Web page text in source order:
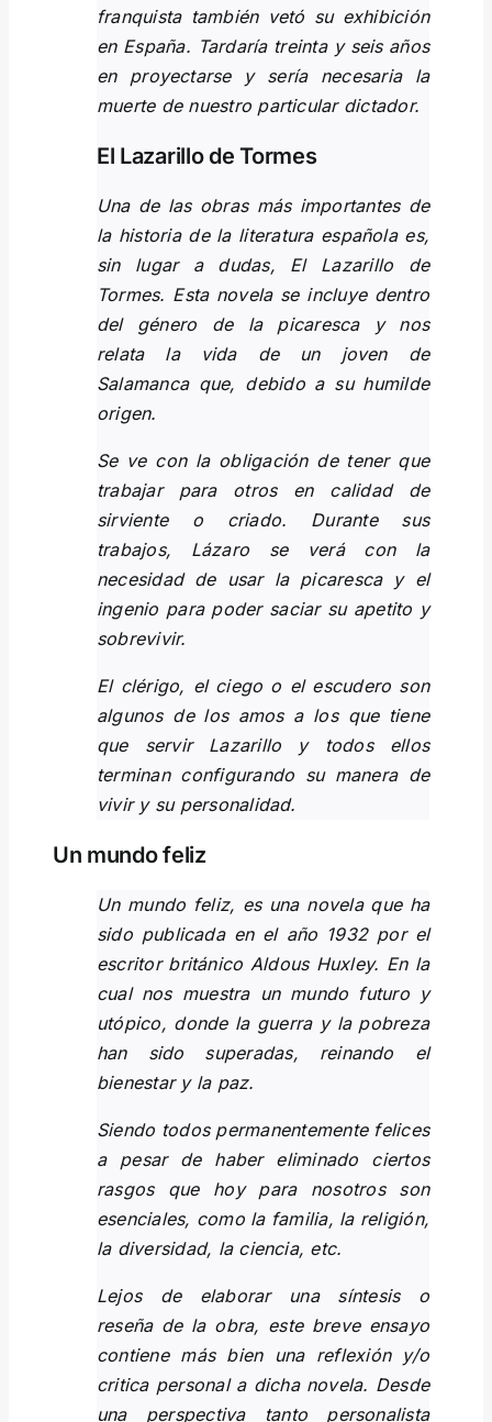
franquista también vetó su exhibición
en España. Tardaría treinta y seis años
en proyectarse y sería necesaria la
muerte de nuestro particular dictador.
El Lazarillo de Tormes
Una de las obras más importantes de
la historia de la literatura española es,
sin lugar a dudas, El Lazarillo de
Tormes. Esta novela se incluye dentro
del género de la picaresca y nos
relata la vida de un joven de
Salamanca que, debido a su humilde
origen.
Se ve con la obligación de tener que
trabajar para otros en calidad de
sirviente o criado. Durante sus
trabajos, Lázaro se verá con la
necesidad de usar la picaresca y el
ingenio para poder saciar su apetito y
sobrevivir.
El clérigo, el ciego o el escudero son
algunos de los amos a los que tiene
que servir Lazarillo y todos ellos
terminan configurando su manera de
vivir y su personalidad.
Un mundo feliz
Un mundo feliz, es una novela que ha
sido publicada en el año 1932 por el
escritor británico Aldous Huxley. En la
cual nos muestra un mundo futuro y
utópico, donde la guerra y la pobreza
han sido superadas, reinando el
bienestar y la paz.
Siendo todos permanentemente felices
a pesar de haber eliminado ciertos
rasgos que hoy para nosotros son
esenciales, como la familia, la religión,
la diversidad, la ciencia, etc.
Lejos de elaborar una síntesis o
reseña de la obra, este breve ensayo
contiene más bien una reflexión y/o
critica personal a dicha novela. Desde
una perspectiva tanto personalista